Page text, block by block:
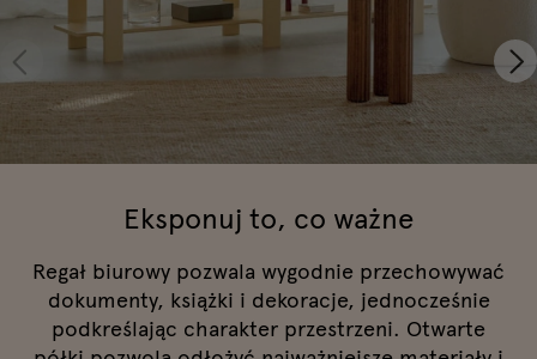
Eksponuj to, co ważne
Regał biurowy pozwala wygodnie przechowywać
dokumenty, książki i dekoracje, jednocześnie
podkreślając charakter przestrzeni. Otwarte